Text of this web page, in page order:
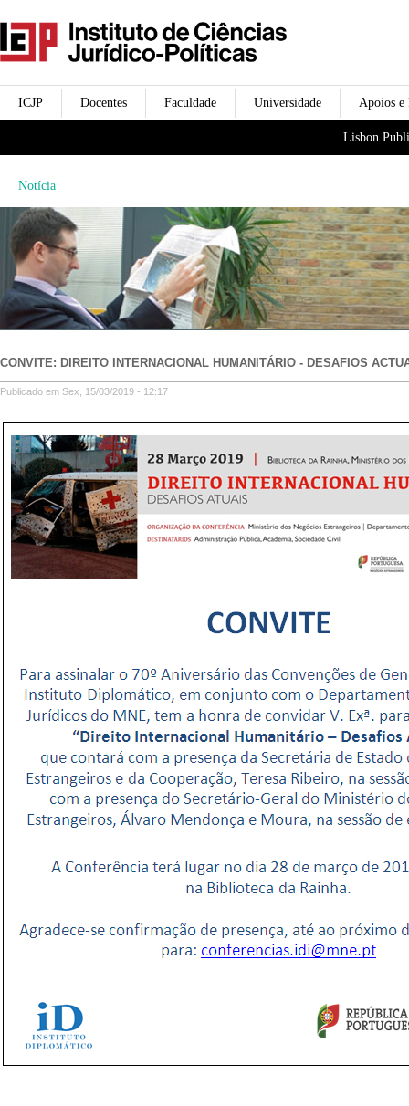
principal
icjp
menu-institucional Apoios e
Universidade
Faculdade
Docentes
ICJP
Lisbon
Notícia
CONVITE: DIREITO INTERNACIONAL HUMANITÁRIO - DESAFIOS
Publicado em Sex, 15/03/2019 - 12:17